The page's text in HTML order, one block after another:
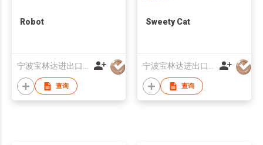
Robot
查询
Sweety Cat
查询